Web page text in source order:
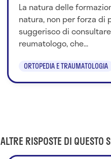
La natura delle
natura, non per forza di
suggerisco di
reumatologo, che...
ORTOPEDIA E TRAUMATOLOGIA
ALTRE RISPOSTE DI QUESTO